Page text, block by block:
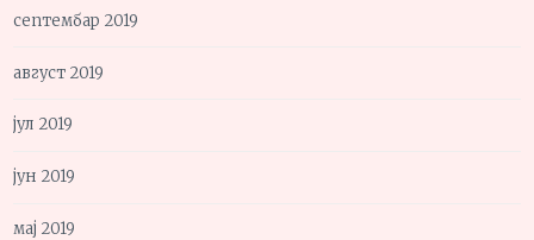
септембар 2019
август 2019
јул 2019
јун 2019
мај 2019